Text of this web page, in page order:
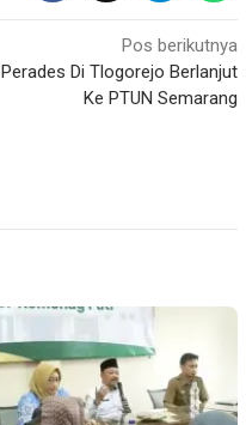
Pos berikutnya
Perades Di Tlogorejo Berlanjut
Ke PTUN Semarang